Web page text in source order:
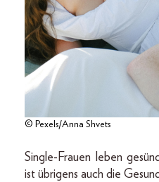
© Pexels/Anna Shvets
Single-Frauen leben
ist übrigens auch die